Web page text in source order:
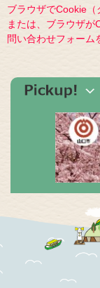
ブラウザでCookie（
または、ブラウザ
問い合わせフォーム